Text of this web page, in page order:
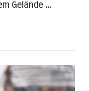
Gelände …